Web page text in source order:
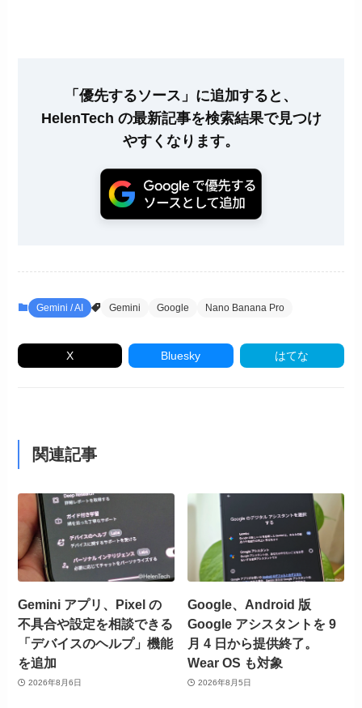
「優先するソース」に追加すると、
HelenTech の最新記事を検索結果で見つけ
やすくなります。
Gemini / AI Gemini Google Nano Banana Pro
X Bluesky はてな
関連記事
Gemini アプリ、Pixel の
不具合や設定を相談できる
「デバイスのヘルプ」機能
を追加
2026年8月6日
Google、Android 版
Google アシスタントを 9
月 4 日から提供終了。
Wear OS も対象
2026年8月5日